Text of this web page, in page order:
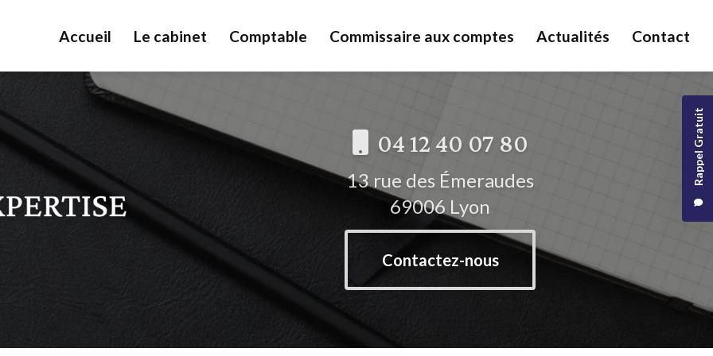
Rappel Gratuit
Accueil Le cabinet Comptable Commissaire aux comptes Actualités Contact
04 12 40 07 80
13 rue des Émeraudes
69006 Lyon
Contactez-nous